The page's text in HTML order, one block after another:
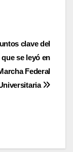
clave del
se leyó en
Federal